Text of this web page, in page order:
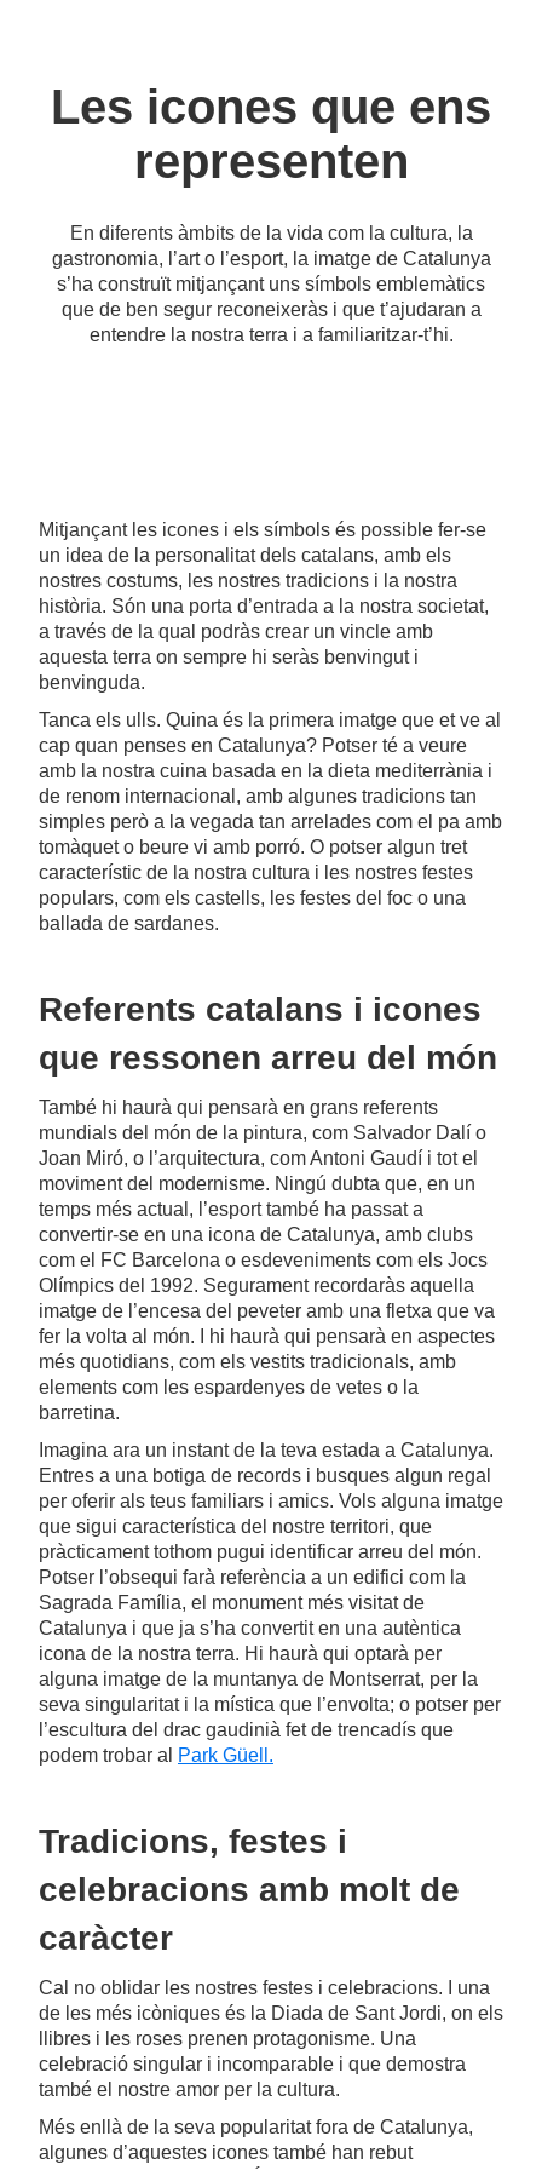
Les icones que ens
representen
En diferents àmbits de la vida com la cultura, la
gastronomia, l’art o l’esport, la imatge de Catalunya
s’ha construït mitjançant uns símbols emblemàtics
que de ben segur reconeixeràs i que t’ajudaran a
entendre la nostra terra i a familiaritzar-t’hi.
Mitjançant les icones i els símbols és possible fer-se
un idea de la personalitat dels catalans, amb els
nostres costums, les nostres tradicions i la nostra
història. Són una porta d’entrada a la nostra societat,
a través de la qual podràs crear un vincle amb
aquesta terra on sempre hi seràs benvingut i
benvinguda.
Tanca els ulls. Quina és la primera imatge que et ve al
cap quan penses en Catalunya? Potser té a veure
amb la nostra cuina basada en la dieta mediterrània i
de renom internacional, amb algunes tradicions tan
simples però a la vegada tan arrelades com el pa amb
tomàquet o beure vi amb porró. O potser algun tret
característic de la nostra cultura i les nostres festes
populars, com els castells, les festes del foc o una
ballada de sardanes.
Referents catalans i icones
que ressonen arreu del món
També hi haurà qui pensarà en grans referents
mundials del món de la pintura, com Salvador Dalí o
Joan Miró, o l’arquitectura, com Antoni Gaudí i tot el
moviment del modernisme. Ningú dubta que, en un
temps més actual, l’esport també ha passat a
convertir-se en una icona de Catalunya, amb clubs
com el FC Barcelona o esdeveniments com els Jocs
Olímpics del 1992. Segurament recordaràs aquella
imatge de l’encesa del peveter amb una fletxa que va
fer la volta al món. I hi haurà qui pensarà en aspectes
més quotidians, com els vestits tradicionals, amb
elements com les espardenyes de vetes o la
barretina.
Imagina ara un instant de la teva estada a Catalunya.
Entres a una botiga de records i busques algun regal
per oferir als teus familiars i amics. Vols alguna imatge
que sigui característica del nostre territori, que
pràcticament tothom pugui identificar arreu del món.
Potser l’obsequi farà referència a un edifici com la
Sagrada Família, el monument més visitat de
Catalunya i que ja s’ha convertit en una autèntica
icona de la nostra terra. Hi haurà qui optarà per
alguna imatge de la muntanya de Montserrat, per la
seva singularitat i la mística que l’envolta; o potser per
l’escultura del drac gaudinià fet de trencadís que
podem trobar al
Park Güell.
Tradicions, festes i
celebracions amb molt de
caràcter
Cal no oblidar les nostres festes i celebracions. I una
de les més icòniques és la Diada de Sant Jordi, on els
llibres i les roses prenen protagonisme. Una
celebració singular i incomparable i que demostra
també el nostre amor per la cultura.
Més enllà de la seva popularitat fora de Catalunya,
algunes d’aquestes icones també han rebut